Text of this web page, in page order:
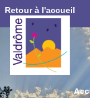
Retour à l'accueil